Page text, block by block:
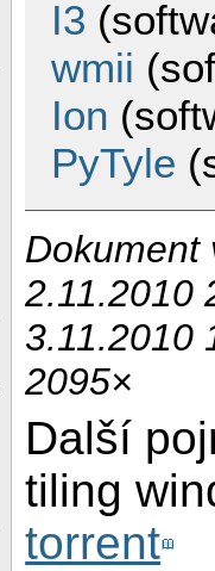
I3
wmii
Ion
PyTyle
2.11.2010
3.11.2010
2095×
Další
tiling
torrent